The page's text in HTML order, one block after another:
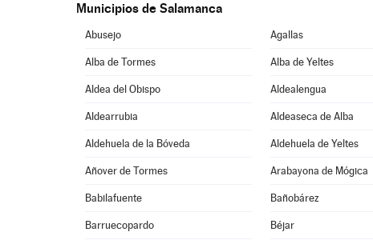
Municipios de Salamanca
Abusejo Agallas
Alba de Tormes Alba de Yeltes
Aldea del Obispo Aldealengua
Aldearrubia Aldeaseca de Alba
Aldehuela de la Bóveda Aldehuela de Yeltes
Añover de Tormes Arabayona de Mógica
Babilafuente Bañobárez
Barruecopardo Béjar